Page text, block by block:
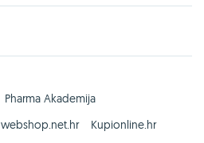
Pharma Akademija
webshop.net.hr Kupionline.hr